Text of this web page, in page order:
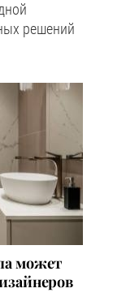
решений
может